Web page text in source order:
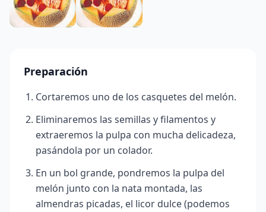
Preparación
Cortaremos uno de los casquetes del melón.
Eliminaremos las semillas y filamentos y
extraeremos la pulpa con mucha delicadeza,
pasándola por un colador.
En un bol grande, pondremos la pulpa del
melón junto con la nata montada, las
almendras picadas, el licor dulce (podemos